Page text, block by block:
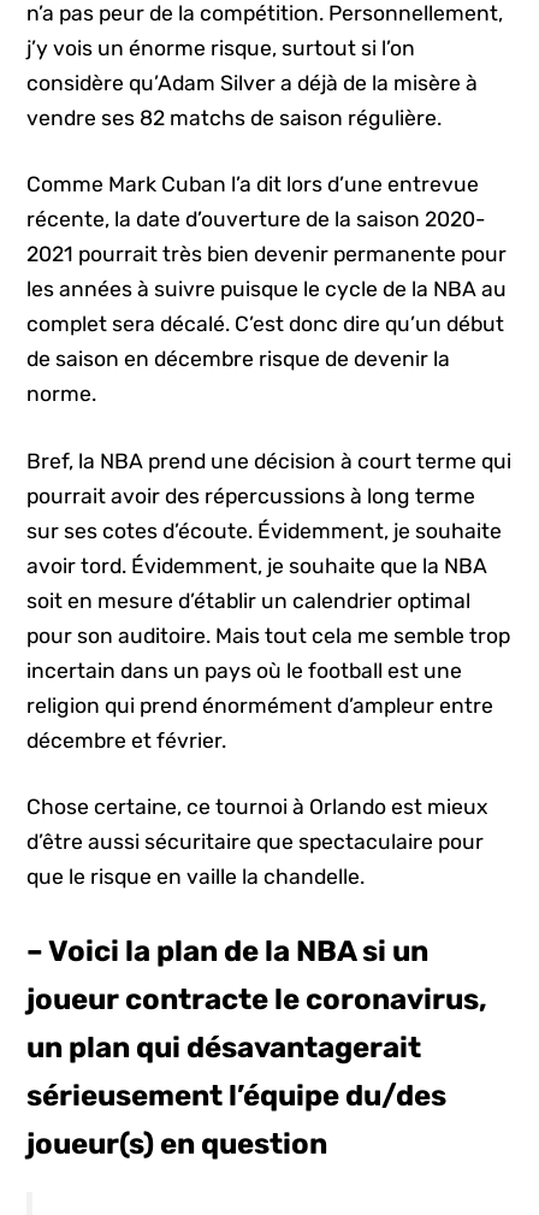
n’a pas peur de la compétition. Personnellement,
j’y vois un énorme risque, surtout si l’on
considère qu’Adam Silver a déjà de la misère à
vendre ses 82 matchs de saison régulière.
Comme Mark Cuban l’a dit lors d’une entrevue
récente, la date d’ouverture de la saison 2020-
2021 pourrait très bien devenir permanente pour
les années à suivre puisque le cycle de la NBA au
complet sera décalé. C’est donc dire qu’un début
de saison en décembre risque de devenir la
norme.
Bref, la NBA prend une décision à court terme qui
pourrait avoir des répercussions à long terme
sur ses cotes d’écoute. Évidemment, je souhaite
avoir tord. Évidemment, je souhaite que la NBA
soit en mesure d’établir un calendrier optimal
pour son auditoire. Mais tout cela me semble trop
incertain dans un pays où le football est une
religion qui prend énormément d’ampleur entre
décembre et février.
Chose certaine, ce tournoi à Orlando est mieux
d’être aussi sécuritaire que spectaculaire pour
que le risque en vaille la chandelle.
– Voici la plan de la NBA si un
joueur contracte le coronavirus,
un plan qui désavantagerait
sérieusement l’équipe du/des
joueur(s) en question